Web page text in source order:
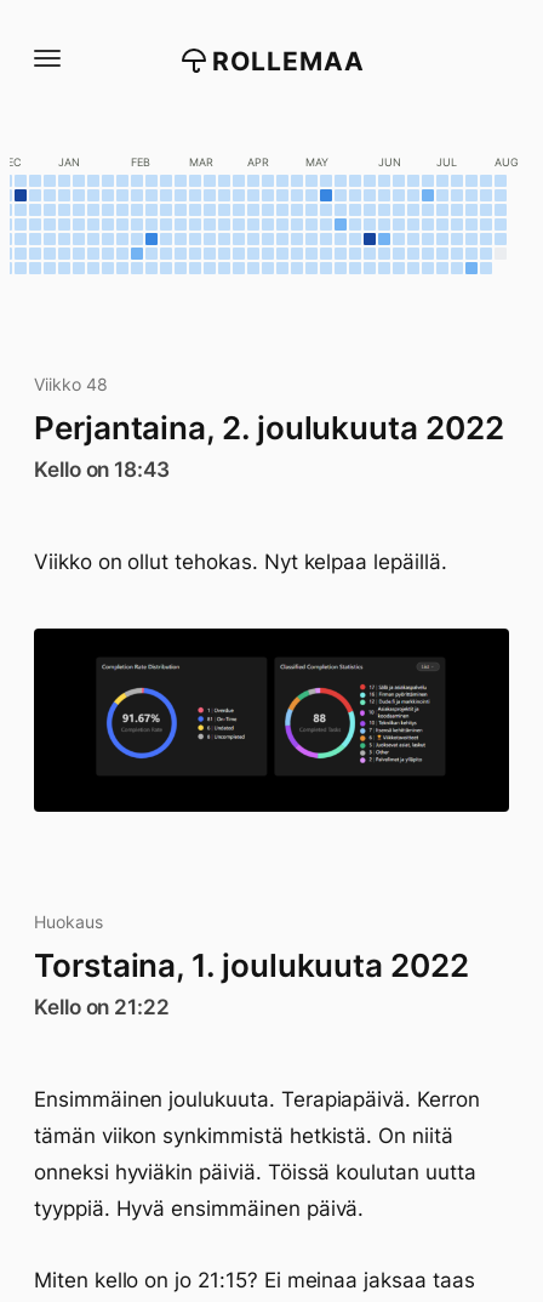
suoraan
ROLLEMAA
DEC JAN FEB MAR APR MAY JUN JUL AUG
Viikko 48
Perjantaina, 2. joulukuuta 2022
Kello on 18:43
Viikko on ollut tehokas. Nyt kelpaa lepäillä.
Huokaus
Torstaina, 1. joulukuuta 2022
Kello on 21:22
Ensimmäinen joulukuuta. Terapiapäivä. Kerron
tämän viikon synkimmistä hetkistä. On niitä
onneksi hyviäkin päiviä. Töissä koulutan uutta
tyyppiä. Hyvä ensimmäinen päivä.
Miten kello on jo 21:15? Ei meinaa jaksaa taas